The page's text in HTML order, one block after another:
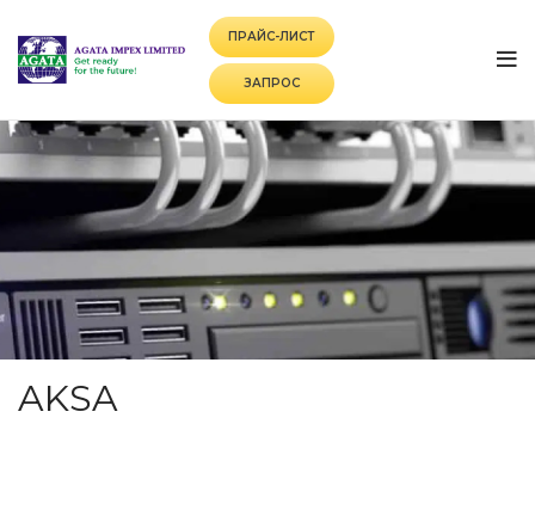
ПРАЙС-ЛИСТ
ЗАПРОС
AKSA